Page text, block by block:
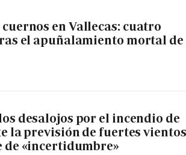
en Vallecas: cuatro
el apuñalamiento mortal de
desalojos por el incendio de
la previsión de fuertes vientos
de «incertidumbre»